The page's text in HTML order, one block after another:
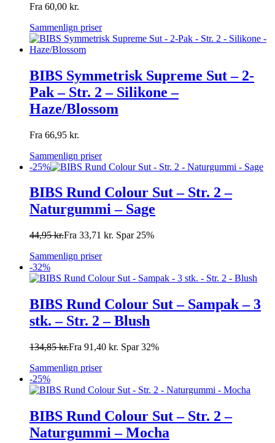
Fra 60,00 kr.
Sammenlign priser
BIBS Symmetrisk Supreme Sut – 2-
Pak – Str. 2 – Silikone –
Haze/Blossom
Fra 66,95 kr.
Sammenlign priser
-25%
BIBS Rund Colour Sut – Str. 2 –
Naturgummi – Sage
44,95kr.Fra 33,71 kr. Spar 25%
Sammenlign priser
-32%
BIBS Rund Colour Sut – Sampak – 3
stk. – Str. 2 – Blush
134,85kr.Fra 91,40 kr. Spar 32%
Sammenlign priser
-25%
BIBS Rund Colour Sut – Str. 2 –
Naturgummi – Mocha